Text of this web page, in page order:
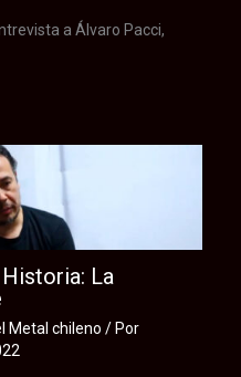
a Álvaro Pacci,
La
Metal chileno / Por